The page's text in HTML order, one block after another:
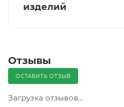
изделий
Отзывы
ОСТАВИТЬ ОТЗЫВ
Загрузка отзывов...